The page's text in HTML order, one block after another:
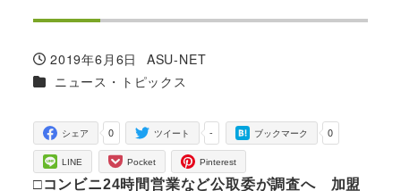
投稿日
2019年6月6日
著
者
ASU-NET
カテゴリー
ニュース・トピックス
0
シェア -
ツイート 0
ブックマーク
LINE Pocket Pinterest
□コンビニ24時間営業など公取委が調査へ 加盟